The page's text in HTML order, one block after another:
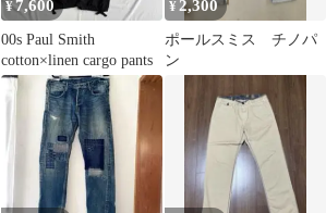
¥7,600
00s Paul Smith
cotton×linen cargo pants
¥2,300
ポールスミス チノパ
ン